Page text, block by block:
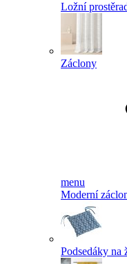
Ložní
Záclony
menu
Moderní
Podsedáky na